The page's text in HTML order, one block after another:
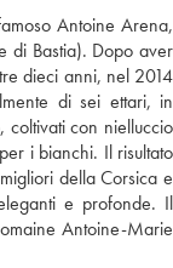
Antoine Arena,
di Bastia). Dopo aver
dieci anni, nel 2014
di sei ettari, in
con nielluccio
i bianchi. Il risultato
della Corsica e
e profonde. Il
Antoine-Marie